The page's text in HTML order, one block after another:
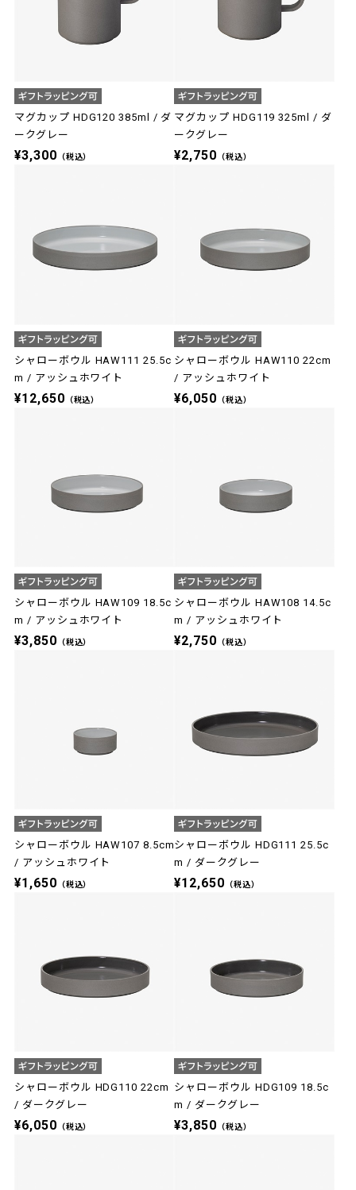
マグカップ HDG120 385ml / ダ
ークグレー
¥3,300 （税込）
マグカップ HDG119 325ml / ダ
ークグレー
¥2,750 （税込）
シャローボウル HAW111 25.5c
m / アッシュホワイト
¥12,650 （税込）
シャローボウル HAW110 22cm
/ アッシュホワイト
¥6,050 （税込）
シャローボウル HAW109 18.5c
m / アッシュホワイト
¥3,850 （税込）
シャローボウル HAW108 14.5c
m / アッシュホワイト
¥2,750 （税込）
シャローボウル HAW107 8.5cm
/ アッシュホワイト
¥1,650 （税込）
シャローボウル HDG111 25.5c
m / ダークグレー
¥12,650 （税込）
シャローボウル HDG110 22cm
/ ダークグレー
¥6,050 （税込）
シャローボウル HDG109 18.5c
m / ダークグレー
¥3,850 （税込）